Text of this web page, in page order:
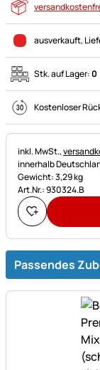
ausverkauft,
Stk. auf Lager:0
Kostenloser
Steuerhinweis:
inkl. MwSt.,
innerhalb
Gewicht: 3,29 kg
Art.Nr.: 930324.B
Passendes